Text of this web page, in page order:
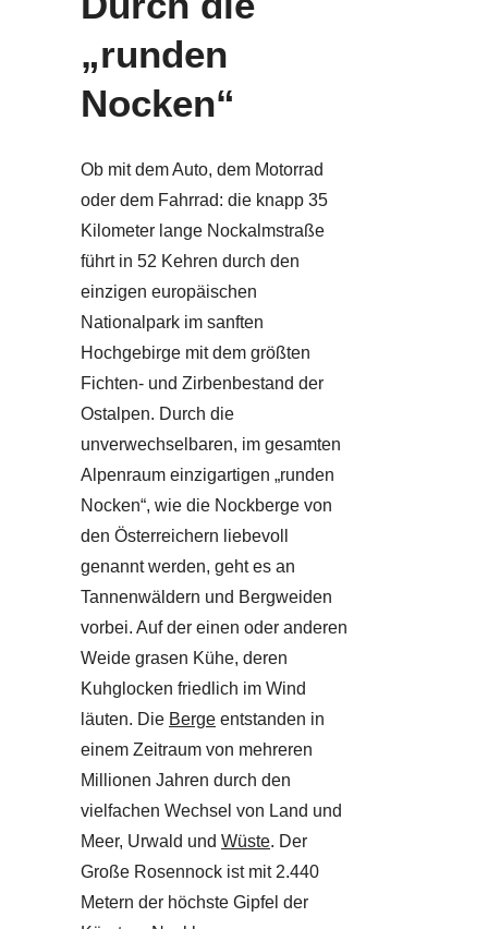
„runden
Nocken“
Ob mit dem Auto, dem Motorrad
oder dem Fahrrad: die knapp 35
Kilometer lange Nockalmstraße
führt in 52 Kehren durch den
einzigen europäischen
Nationalpark im sanften
Hochgebirge mit dem größten
Fichten- und Zirbenbestand der
Ostalpen. Durch die
unverwechselbaren, im gesamten
Alpenraum einzigartigen „runden
Nocken“, wie die Nockberge von
den Österreichern liebevoll
genannt werden, geht es an
Tannenwäldern und Bergweiden
vorbei. Auf der einen oder anderen
Weide grasen Kühe, deren
Kuhglocken friedlich im Wind
läuten. Die Berge entstanden in
einem Zeitraum von mehreren
Millionen Jahren durch den
vielfachen Wechsel von Land und
Meer, Urwald und Wüste. Der
Große Rosennock ist mit 2.440
Metern der höchste Gipfel der